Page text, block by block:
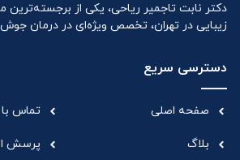
دکتر نابت تاجمیر ریاحی، یکی از
زیبایی در تهران، تخصص ویژه‌ای در درمان
دسترسی سریع
صفحه اصلی
بلاگ
تماس با
پرسش